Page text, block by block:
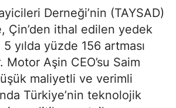
Derneği’nin (TAYSAD)
Çin’den ithal edilen yedek
yılda yüzde 156 artması
Aşin CEO’su Saim
maliyetli ve verimli
Türkiye’nin teknolojik